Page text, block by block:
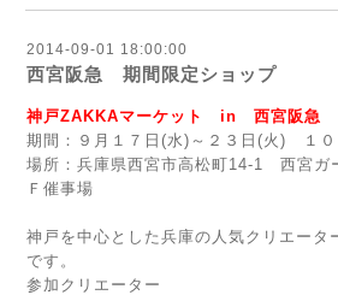
2014-09-01 18:00:00
西宮阪急 期間限定ショップ
神戸ZAKKAマーケット in 西宮阪急
期間：９月１７日(水)～２３日(火) １０
場所：兵庫県西宮市高松町14-1 西宮ガ
Ｆ催事場
神戸を中心とした兵庫の人気クリエータ
です。
参加クリエーター